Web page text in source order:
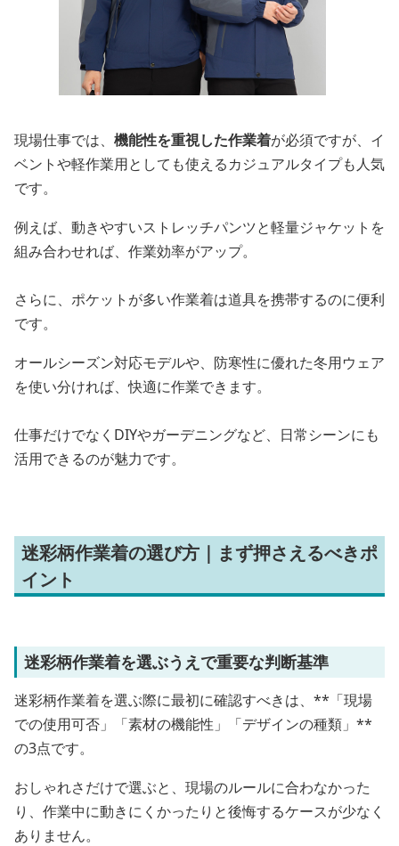
現場仕事では、 機能性を重視した作業着が必須ですが、イ
ベントや軽作業用としても使えるカジュアルタイプも人気
です。
例えば、動きやすいストレッチパンツと軽量ジャケットを
組み合わせれば、作業効率がアップ。
さらに、ポケットが多い作業着は道具を携帯するのに便利
です。
オールシーズン対応モデルや、防寒性に優れた冬用ウェア
を使い分ければ、快適に作業できます。
仕事だけでなくDIYやガーデニングなど、日常シーンにも
活用できるのが魅力です。
迷彩柄作業着の選び方｜まず押さえるべきポ
イント
迷彩柄作業着を選ぶうえで重要な判断基準
迷彩柄作業着を選ぶ際に最初に確認すべきは、**「現場
での使用可否」「素材の機能性」「デザインの種類」**
の3点です。
おしゃれさだけで選ぶと、現場のルールに合わなかった
り、作業中に動きにくかったりと後悔するケースが少なく
ありません。